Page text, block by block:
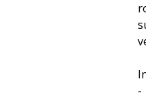
-